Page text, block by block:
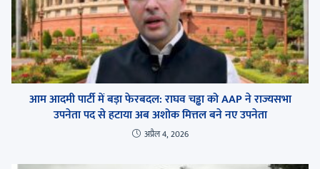
आम आदमी पार्टी में बड़ा फेरबदल: राघव चड्ढा को AAP ने राज्यसभा
उपनेता पद से हटाया अब अशोक मित्तल बने नए उपनेता
अप्रैल 4, 2026